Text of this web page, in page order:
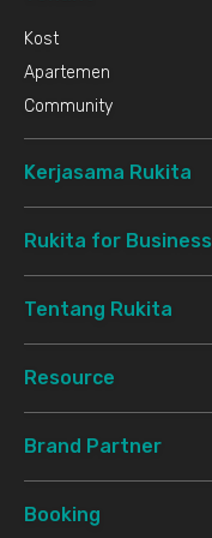
Kost
Apartemen
Community
Kerjasama Rukita
Rukita for Business
Tentang Rukita
Resource
Brand Partner
Booking